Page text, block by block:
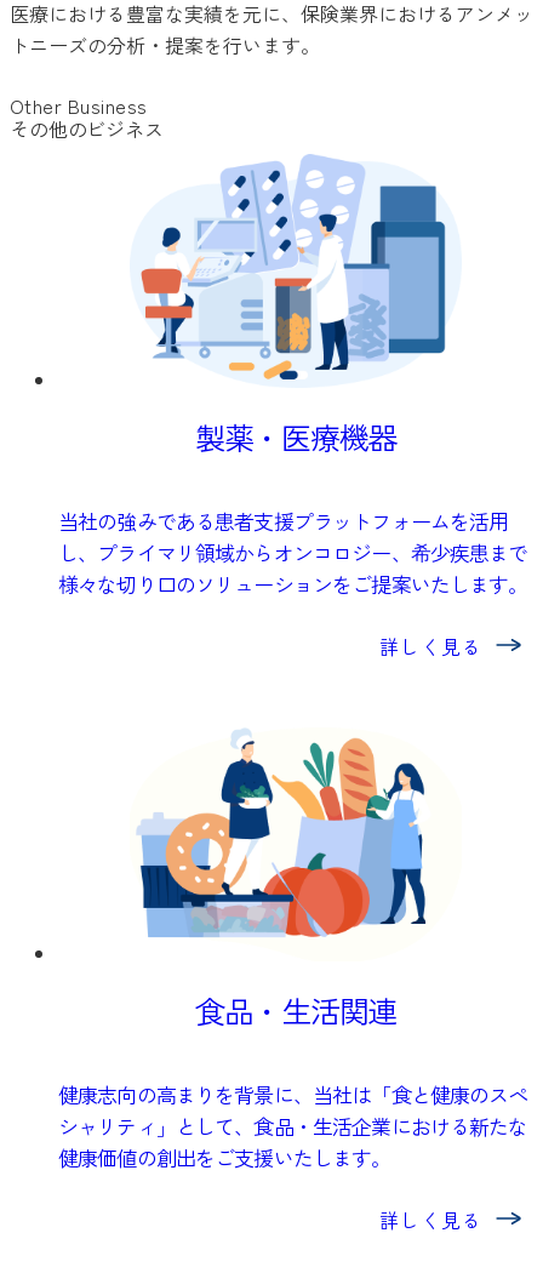
医療における豊富な実績を元に、保険業界におけるアンメッ
トニーズの分析・提案を行います。
Other Business
その他のビジネス
製薬・医療機器
当社の強みである患者支援プラットフォームを活用
し、プライマリ領域からオンコロジー、希少疾患まで
様々な切り口のソリューションをご提案いたします。
詳しく見る
食品・生活関連
健康志向の高まりを背景に、当社は「食と健康のスペ
シャリティ」として、食品・生活企業における新たな
健康価値の創出をご支援いたします。
詳しく見る